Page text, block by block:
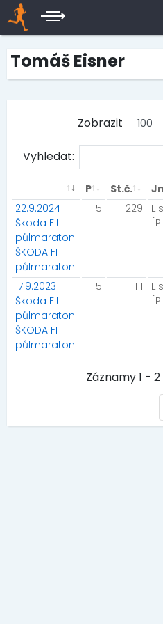
Tomáš Eisner
Zobrazit
Vyhledat:
P St.č.
22.9.2024
Škoda Fit
půlmaraton
ŠKODA FIT
půlmaraton
5 229
17.9.2023
Škoda Fit
půlmaraton
ŠKODA FIT
půlmaraton
5 111
Záznamy 1 -